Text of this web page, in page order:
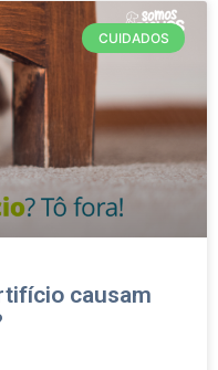
CUIDADOS
causam